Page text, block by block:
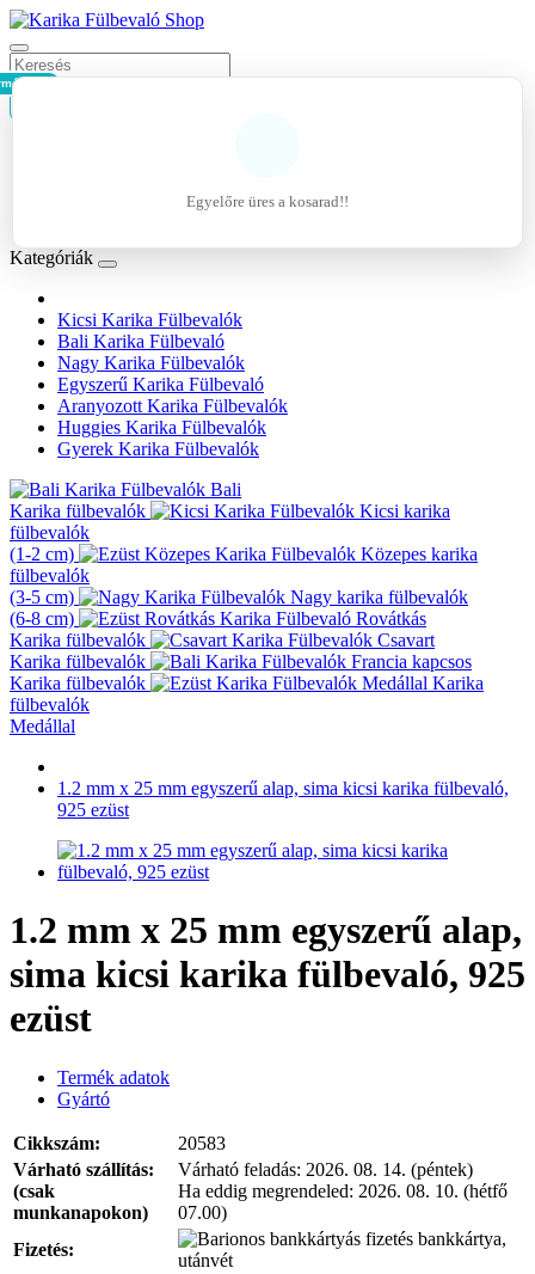
- 0Ft
Egyelőre üres a kosarad!!
Kategóriák
Kicsi Karika Fülbevalók
Bali Karika Fülbevaló
Nagy Karika Fülbevalók
Egyszerű Karika Fülbevaló
Aranyozott Karika Fülbevalók
Huggies Karika Fülbevalók
Gyerek Karika Fülbevalók
Bali
Karika fülbevalók
Kicsi karika
fülbevalók
(1-2 cm)
Közepes karika
fülbevalók
(3-5 cm)
Nagy karika fülbevalók
(6-8 cm)
Rovátkás
Karika fülbevalók
Csavart
Karika fülbevalók
Francia kapcsos
Karika fülbevalók
Karika
fülbevalók
Medállal
1.2 mm x 25 mm egyszerű alap, sima kicsi karika fülbevaló,
925 ezüst
1.2 mm x 25 mm egyszerű alap,
sima kicsi karika fülbevaló, 925
ezüst
Termék adatok
Gyártó
Cikkszám:
20583
Várható szállítás:
(csak
munkanapokon)
Várható feladás: 2026. 08. 14. (péntek)
Ha eddig megrendeled: 2026. 08. 10. (hétfő
07.00)
Fizetés:
bankkártya,
utánvét